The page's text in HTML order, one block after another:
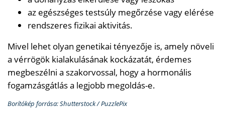
az egészséges testsúly megőrzése vagy elérése
rendszeres fizikai aktivitás.
Mivel lehet olyan genetikai tényezője is, amely növeli
a vérrögök kialakulásának kockázatát, érdemes
megbeszélni a szakorvossal, hogy a hormonális
fogamzásgátlás a legjobb megoldás-e.
Borítókép forrása: Shutterstock / PuzzlePix